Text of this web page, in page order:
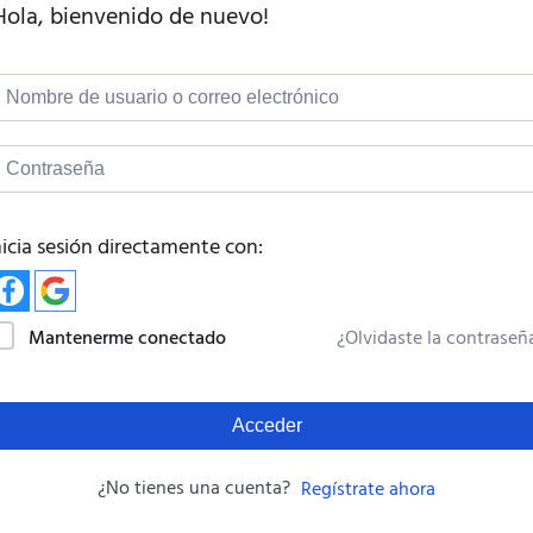
bienvenido de nuevo!
sesión directamente con:
Mantenerme conectado ¿Olvidaste la
Acceder
¿No tienes una cuenta? Regístrate ahora